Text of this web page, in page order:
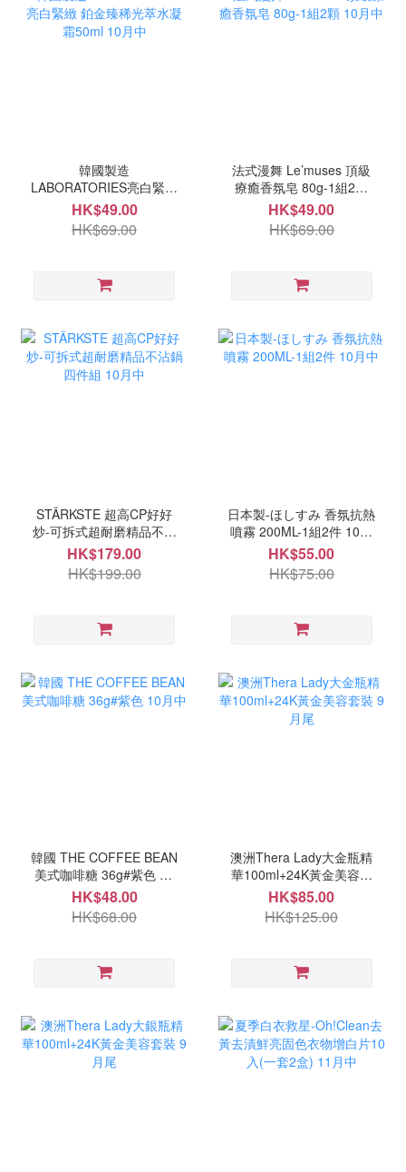
韓國製造
LABORATORIES亮白緊緻
鉑金臻稀光萃水凝霜50ml
10月中
HK$49.00
HK$69.00
法式漫舞 Le’muses 頂級
療癒香氛皂 80g-1組2顆
10月中
HK$49.00
HK$69.00
STÄRKSTE 超高CP好好
炒-可拆式超耐磨精品不沾
鍋四件組 10月中
HK$179.00
HK$199.00
日本製-ほしすみ 香氛抗熱
噴霧 200ML-1組2件 10月
中
HK$55.00
HK$75.00
韓國 THE COFFEE BEAN
美式咖啡糖 36g#紫色 10
月中
HK$48.00
HK$68.00
澳洲Thera Lady大金瓶精
華100ml+24K黃金美容套
裝 9月尾
HK$85.00
HK$125.00